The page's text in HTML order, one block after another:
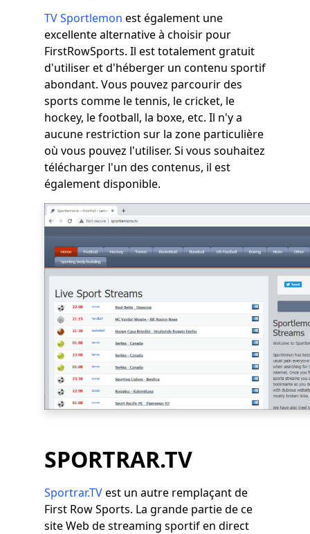
TV Sportlemon est également une
excellente alternative à choisir pour
FirstRowSports. Il est totalement gratuit
d'utiliser et d'héberger un contenu sportif
abondant. Vous pouvez parcourir des
sports comme le tennis, le cricket, le
hockey, le football, la boxe, etc. Il n'y a
aucune restriction sur la zone particulière
où vous pouvez l'utiliser. Si vous souhaitez
télécharger l'un des contenus, il est
également disponible.
SPORTRAR.TV
Sportrar.TVest un autre remplaçant de
First Row Sports. La grande partie de ce
site Web de streaming sportif en direct